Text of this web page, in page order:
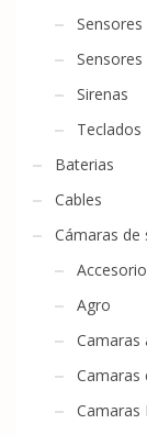
Sirenas
Teclados
Baterias
Cables
Cámaras de
Agro
Camaras
Camaras
Camaras